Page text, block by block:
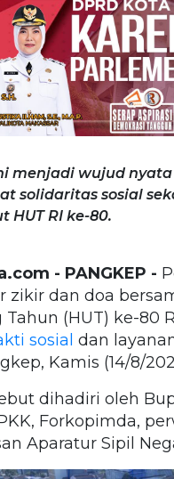
menjadi wujud
solidaritas sosial
HUT RI ke-80.
- PANGKEP -
zikir dan doa
Tahun (HUT) ke-80
sosial dan
Kamis (14/8/
dihadiri oleh
Forkopimda,
Aparatur Sipil